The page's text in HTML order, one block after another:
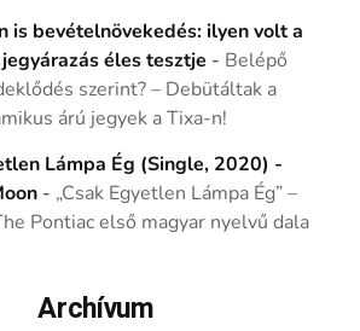
is bevételnövekedés: ilyen volt a
éles tesztje - Belépő
szerint? – Debütáltak a
árú jegyek a Tixa-n!
Lámpa Ég (Single, 2020) -
- „Csak Egyetlen Lámpa Ég” –
Pontiac első magyar nyelvű dala
Archívum